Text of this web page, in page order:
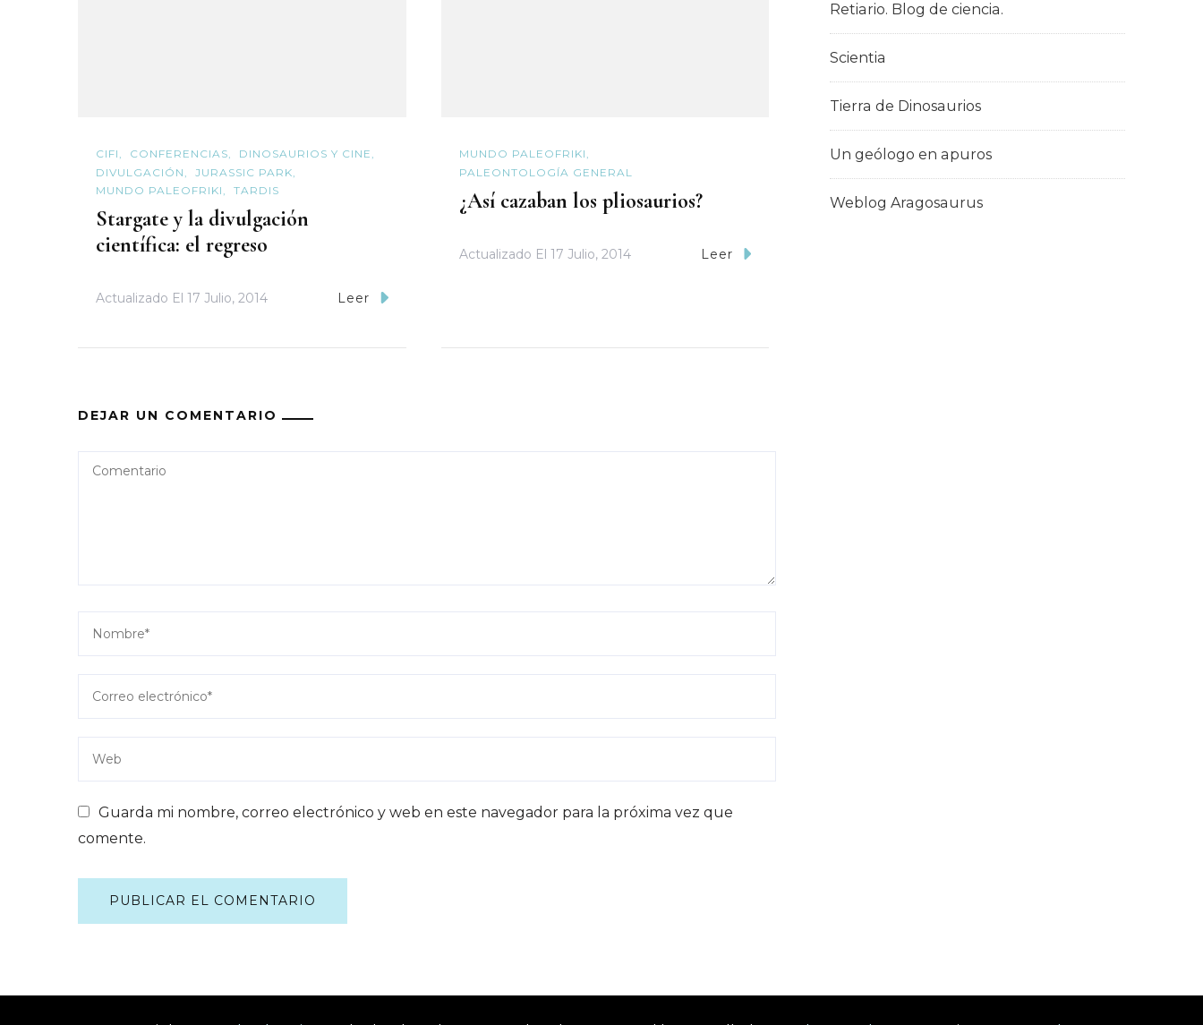
CIFI CONFERENCIAS
DINOSAURIOS Y CINE
DIVULGACIÓN
JURASSIC PARK
MUNDO PALEOFRIKI
TARDIS
Stargate y la divulgación
científica: el regreso
Actualizado El 17 Julio, 2014 Leer
MUNDO PALEOFRIKI
PALEONTOLOGÍA GENERAL
¿Así cazaban los pliosaurios?
Actualizado El 17 Julio, 2014 Leer
DEJAR UN COMENTARIO
Guarda mi nombre, correo electrónico y web en este navegador para la próxima vez que
comente.
Retiario. Blog de ciencia.
Scientia
Tierra de Dinosaurios
Un geólogo en apuros
Weblog Aragosaurus